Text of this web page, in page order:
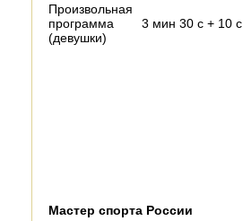
Произвольная
программа
(девушки)
3 мин 30 с + 10 с
Мастер спорта России